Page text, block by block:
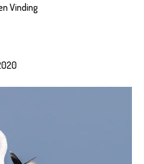
Vinding